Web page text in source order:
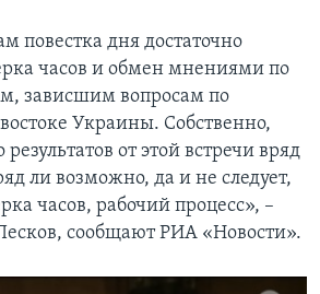
повестка дня достаточно
часов и обмен мнениями по
зависшим вопросам по
Украины. Собственно,
от этой встречи вряд
ли возможно, да и не следует,
часов, рабочий процесс», –
сообщают РИА «Новости».